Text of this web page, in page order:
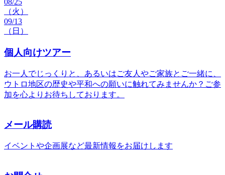
08/25
（火）
09/13
（日）
個人向けツアー
お一人でじっくりと、あるいはご友人やご家族とご一緒に、
ウトロ地区の歴史や平和への願いに触れてみませんか？ご参
加を心よりお待ちしております。
メール購読
イベントや企画展など最新情報をお届けします